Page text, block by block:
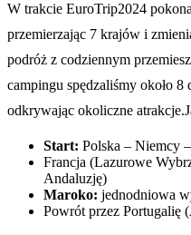
W trakcie EuroTrip2024
przemierzając 7 krajów i
podróż z codziennym
campingu spędzaliśmy około
odkrywając okoliczne
Start: Polska – Niemcy
Francja (Lazurowe
Andaluzję)
Maroko: jednodniowa
Powrót przez Portugalię